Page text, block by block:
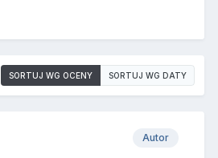
SORTUJ WG OCENY SORTUJ WG DATY
Autor